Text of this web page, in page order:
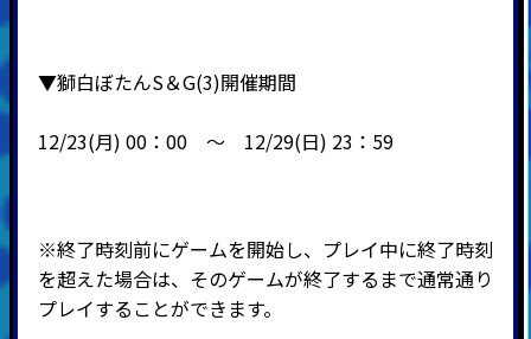
▼獅白ぼたんS＆G(3)開催期間
12/23(月) 00：00 ～ 12/29(日) 23：59
※終了時刻前にゲームを開始し、プレイ中に終了時刻
を超えた場合は、そのゲームが終了するまで通常通り
プレイすることができます。